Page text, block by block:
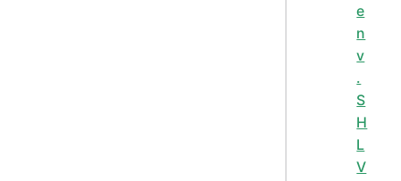
e
n
v
.
S
H
L
V